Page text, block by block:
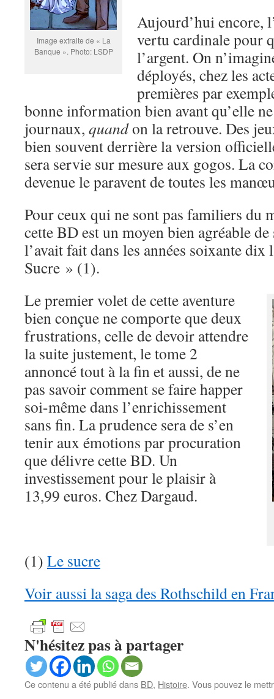
Image extraite de « La
Banque ». Photo: LSDP
Aujourd’hui encore,
vertu cardinale pour
l’argent. On
déployés, chez les
premières par
bonne information bien avant qu’elle
journaux, quandon la retrouve. Des
bien souvent derrière la version
sera servie sur mesure aux gogos. La
devenue le paravent de toutes les
Pour ceux qui ne sont pas familiers du
cette BD est un moyen bien agréable
l’avait fait dans les années soixante
Sucre » (1).
Le premier volet de cette aventure
bien conçue ne comporte que deux
frustrations, celle de devoir attendre
la suite justement, le tome 2
annoncé tout à la fin et aussi, de ne
pas savoir comment se faire happer
soi-même dans l’enrichissement
sans fin. La prudence sera de s’en
tenir aux émotions par procuration
que délivre cette BD. Un
investissement pour le plaisir à
13,99 euros. Chez Dargaud.
(1) Le sucre
Voir aussi la saga des Rothschild en
N'hésitez pas à partager
Ce contenu a été publié dans BD, Histoire. Vous pouvez le